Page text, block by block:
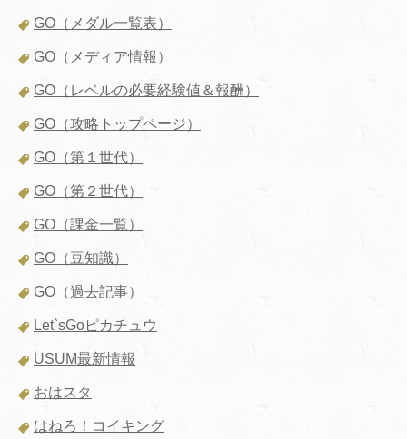
GO（メダル一覧表）
GO（メディア情報）
GO（レベルの必要経験値＆報酬）
GO（攻略トップページ）
GO（第１世代）
GO（第２世代）
GO（課金一覧）
GO（豆知識）
GO（過去記事）
Let`sGoピカチュウ
USUM最新情報
おはスタ
はねろ！コイキング